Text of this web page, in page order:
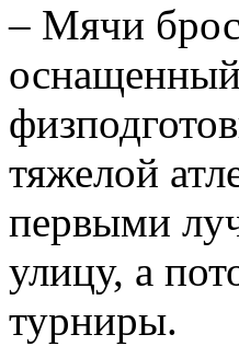
– Мячи
тяжелой
первыми
улицу, а
турниры.